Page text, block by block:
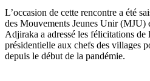
L’occasion de cette rencontre a été
des Mouvements Jeunes Unir
Adjiraka a adressé les félicitations
présidentielle aux chefs des villages
depuis le début de la pandémie.